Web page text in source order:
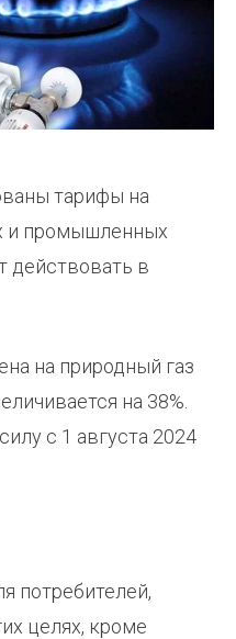
тарифы на
и промышленных
действовать в
на природный газ
на 38%.
с 1 августа 2024
потребителей,
целях, кроме